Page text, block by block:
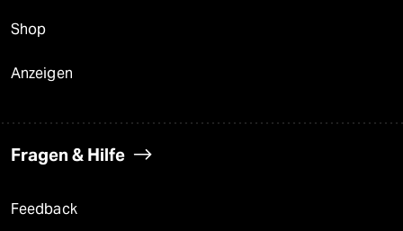
Shop
Anzeigen
Fragen & Hilfe
Feedback